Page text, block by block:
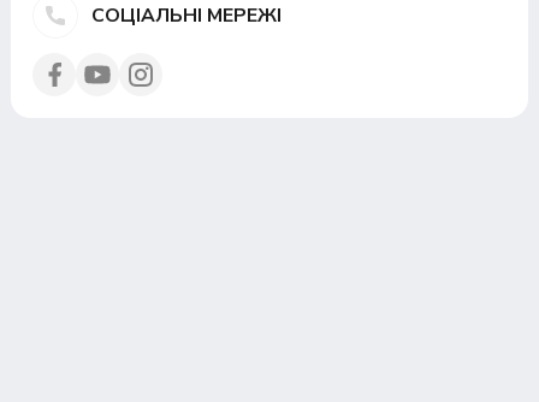
СОЦІАЛЬНІ МЕРЕЖІ